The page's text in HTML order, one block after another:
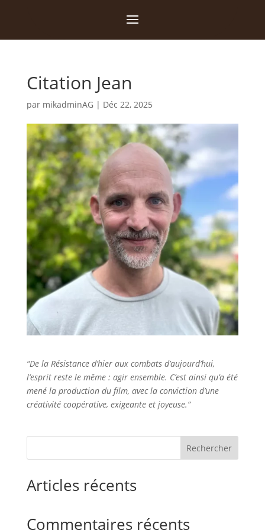
Citation Jean
par mikadminAG| Déc 22, 2025
“De la Résistance d’hier aux combats d’aujourd’hui,
l’esprit reste le même : agir ensemble. C’est ainsi qu’a été
mené la production du film, avec la conviction d’une
créativité coopérative, exigeante et joyeuse.”
Rechercher
Articles récents
Commentaires récents